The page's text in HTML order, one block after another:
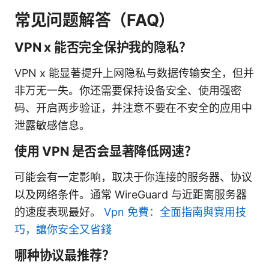
常见问题解答（FAQ）
VPN x 能否完全保护我的隐私？
VPN x 能显著提升上网隐私与数据传输安全，但并
非万无一失。你还需要保持设备安全、使用强密
码、开启两步验证，并注意不要在不安全的应用中
泄露敏感信息。
使用 VPN 是否会显著降低网速？
可能会有一定影响，取决于你连接的服务器、协议
以及网络条件。通常 WireGuard 与近距离服务器
的速度表现最好。 Vpn 免費：全面指南與實用技
巧，讓你安全又省錢
哪种协议最推荐？